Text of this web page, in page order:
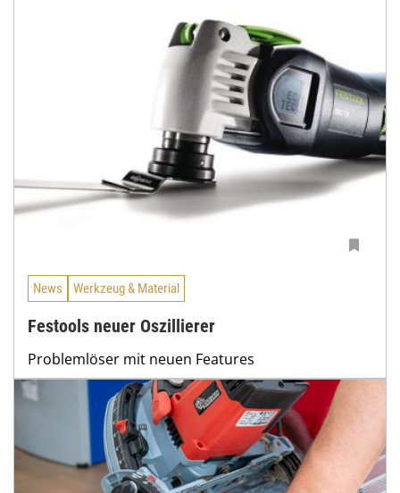
News Werkzeug & Material
Festools neuer Oszillierer
Problemlöser mit neuen Features